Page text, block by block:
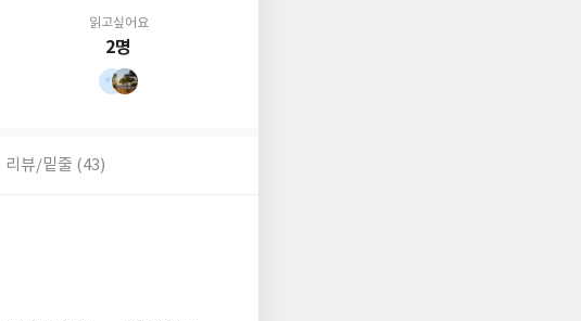
읽고싶어요
2명
리뷰/밑줄 (43)